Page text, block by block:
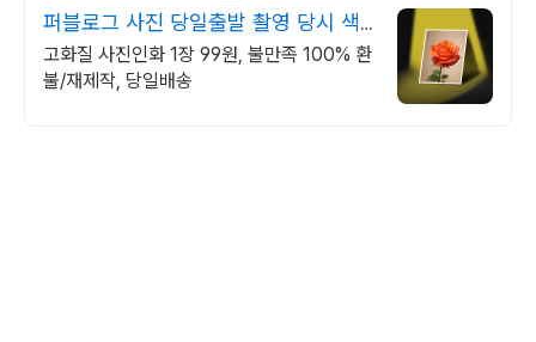
퍼블로그 사진 당일출발 촬영 당시 색
감 그대로
고화질 사진인화 1장 99원, 불만족 100% 환
불/재제작, 당일배송